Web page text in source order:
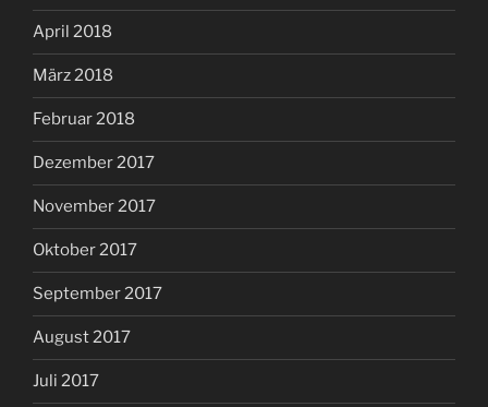
April 2018
März 2018
Februar 2018
Dezember 2017
November 2017
Oktober 2017
September 2017
August 2017
Juli 2017